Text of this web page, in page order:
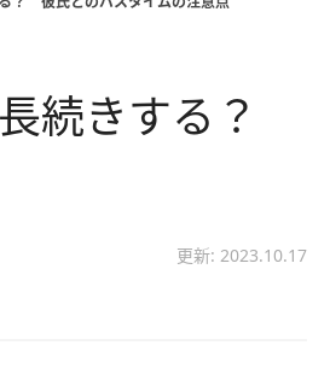
続きする？
更新: 2023.10.17